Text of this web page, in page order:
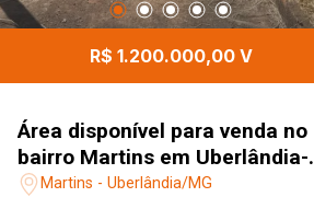
R$ 1.200.000,00 V
Área disponível para venda no
bairro Martins em Uberlândia-
MGMartins - Uberlândia/MG